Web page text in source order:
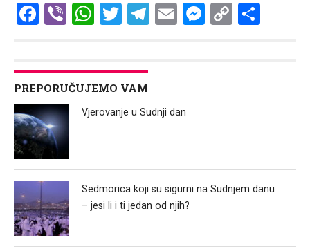
Facebook
ViberWhatsApp
Twitter
Telegram
EmailCopy
PREPORUČUJEMO VAM
Vjerovanje u Sudnji dan
Sedmorica koji su sigurni na Sudnjem danu
– jesi li i ti jedan od njih?